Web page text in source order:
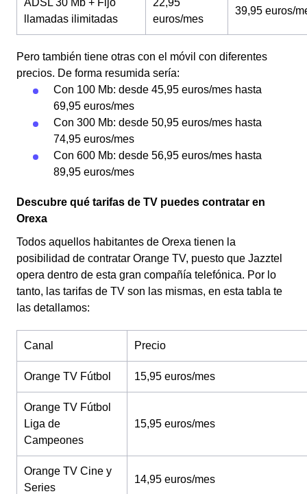
ADSL 30 Mb + Fijo
llamadas ilimitadas
22,95
euros/mes
39,95 euros/
Pero también tiene otras con el móvil con diferentes
precios. De forma resumida sería:
Con 100 Mb: desde 45,95 euros/mes hasta
69,95 euros/mes
Con 300 Mb: desde 50,95 euros/mes hasta
74,95 euros/mes
Con 600 Mb: desde 56,95 euros/mes hasta
89,95 euros/mes
Descubre qué tarifas de TV puedes contratar en
Orexa
Todos aquellos habitantes de Orexa tienen la
posibilidad de contratar Orange TV, puesto que Jazztel
opera dentro de esta gran compañía telefónica. Por lo
tanto, las tarifas de TV son las mismas, en esta tabla te
las detallamos:
Canal Precio
Orange TV Fútbol 15,95 euros/mes
Orange TV Fútbol
Liga de
Campeones
15,95 euros/mes
Orange TV Cine y
Series
14,95 euros/mes